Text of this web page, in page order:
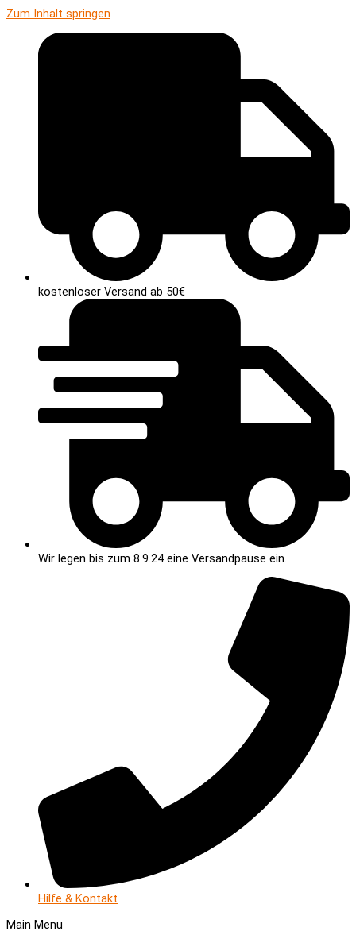
Zum Inhalt springen
kostenloser Versand ab 50€
Wir legen bis zum 8.9.24 eine Versandpause ein.
Hilfe & Kontakt
Main Menu